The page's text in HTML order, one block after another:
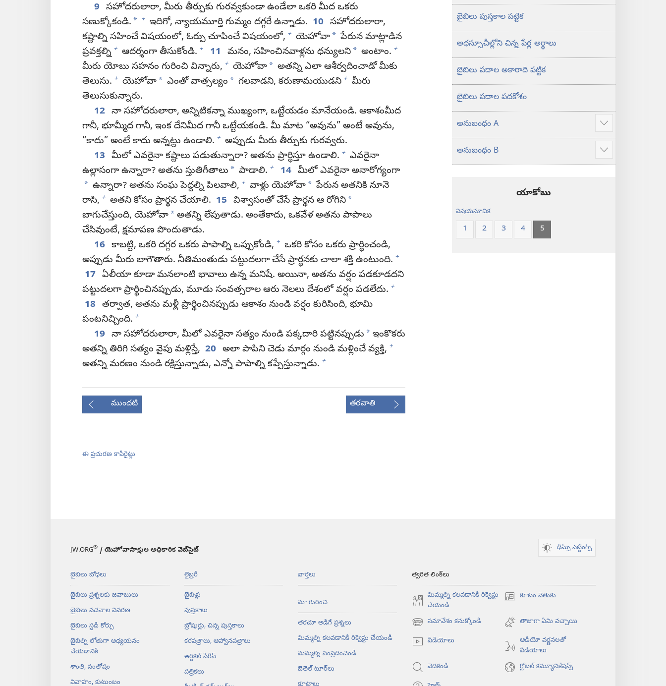
9 సహోదరులారా, మీరు తీర్పుకు గురవ్వకుండా ఉండేలా ఒకరి మీద ఒకరు
సణుక్కోకండి. * + ఇదిగో, న్యాయమూర్తి గుమ్మం దగ్గరే ఉన్నాడు. 10 సహోదరులారా,
కష్టాల్ని సహించే విషయంలో, ఓర్పు చూపించే విషయంలో, + యెహోవా* పేరున మాట్లాడిన
ప్రవక్తల్ని + ఆదర్శంగా తీసుకోండి. + 11 మనం, సహించినవాళ్లను ధన్యులని* అంటాం. +
మీరు యోబు సహనం గురించి విన్నారు, + యెహోవా* అతన్ని ఎలా ఆశీర్వదించాడో మీకు
తెలుసు. + యెహోవా* ఎంతో వాత్సల్యం * గలవాడని, కరుణామయుడని + మీరు
తెలుసుకున్నారు.
12 నా సహోదరులారా, అన్నిటికన్నా ముఖ్యంగా, ఒట్టేయడం మానేయండి. ఆకాశంమీద
గానీ, భూమ్మీద గానీ, ఇంక దేనిమీద గానీ ఒట్టేయకండి. మీ మాట “అవును” అంటే అవును,
“కాదు” అంటే కాదు అన్నట్టు ఉండాలి. + అప్పుడు మీరు తీర్పుకు గురవ్వరు.
13 మీలో ఎవరైనా కష్టాలు పడుతున్నారా? అతను ప్రార్థిస్తూ ఉండాలి. + ఎవరైనా
ఉల్లాసంగా ఉన్నారా? అతను స్తుతిగీతాలు * పాడాలి. + 14 మీలో ఎవరైనా అనారోగ్యంగా
* ఉన్నారా? అతను సంఘ పెద్దల్ని పిలవాలి, + వాళ్లు యెహోవా* పేరున అతనికి నూనె
రాసి, + అతని కోసం ప్రార్థన చేయాలి. 15 విశ్వాసంతో చేసే ప్రార్థన ఆ రోగిని*
బాగుచేస్తుంది, యెహోవా* అతన్ని లేపుతాడు. అంతేకాదు, ఒకవేళ అతను పాపాలు
చేసివుంటే, క్షమాపణ పొందుతాడు.
16 కాబట్టి, ఒకరి దగ్గర ఒకరు పాపాల్ని ఒప్పుకోండి, + ఒకరి కోసం ఒకరు ప్రార్థించండి,
అప్పుడు మీరు బాగౌతారు. నీతిమంతుడు పట్టుదలగా చేసే ప్రార్థనకు చాలా శక్తి ఉంటుంది. +
17 ఏలీయా కూడా మనలాంటి భావాలు ఉన్న మనిషే. అయినా, అతను వర్షం పడకూడదని
పట్టుదలగా ప్రార్థించినప్పుడు, మూడు సంవత్సరాల ఆరు నెలలు దేశంలో వర్షం పడలేదు. +
18 తర్వాత, అతను మళ్లీ ప్రార్థించినప్పుడు ఆకాశం నుండి వర్షం కురిసింది, భూమి
పంటనిచ్చింది. +
19 నా సహోదరులారా, మీలో ఎవరైనా సత్యం నుండి పక్కదారి పట్టినప్పుడు *ఇంకొకరు
అతన్ని తిరిగి సత్యం వైపు మళ్లిస్తే, 20 అలా పాపిని చెడు మార్గం నుండి మళ్లించే వ్యక్తి, +
అతన్ని మరణం నుండి రక్షిస్తున్నాడు, ఎన్నో పాపాల్ని కప్పేస్తున్నాడు. +
ముందటి తరవాతి
ఈ ప్రచురణ కాపీరైట్లు
బైబిలు పుస్తకాల పట్టిక
అధస్సూచీల్లోని చిన్న పేర్ల అర్థాలు
బైబిలు పదాల అకారాది పట్టిక
బైబిలు పదాల పదకోశం
అనుబంధం A
ఎక్కువ
చూపించు
అనుబంధం B
ఎక్కువ
చూపించు
యాకోబు
విషయసూచిక
1 2 3 4 5
JW.ORG® / యెహోవాసాక్షుల అధికారిక వెబ్‌సైట్‌ థీమ్స్ సెట్టింగ్స్
బైబిలు బోధలు
బైబిలు ప్రశ్నలకు జవాబులు
బైబిలు వచనాల వివరణ
బైబిలు స్టడీ కోర్సు
బైబిల్ని లోతుగా అధ్యయనం
చేయడానికి
శాంతి, సంతోషం
వివాహం, కుటుంబం
లైబ్రరీ
బైబిళ్లు
పుస్తకాలు
బ్రోషుర్లు, చిన్న పుస్తకాలు
కరపత్రాలు, ఆహ్వానపత్రాలు
ఆర్టికల్‌ సిరీస్‌
పత్రికలు
వార్తలు
మా గురించి
తరచూ అడిగే ప్రశ్నలు
మిమ్మల్ని కలవడానికి రిక్వెస్టు చేయండి
మమ్మల్ని సంప్రదించండి
బెతెల్‌ టూర్‌లు
త్వరిత లింక్‌లు
మిమ్మల్ని కలవడానికి రిక్వెస్టు
చేయండి
కూటం వెతుకు
(కొత్త
ఓపెన్‌
సమావేశం కనుక్కోండి
(కొత్త
విండో
ఓపెన్‌
తాజాగా ఏమి వచ్చాయి
వీడియోలు
ఆడియో వర్ణనలతో
వీడియోలు
వెదకండి
గ్లోబల్‌ కమ్యూనికేషన్స్‌